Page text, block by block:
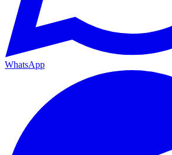
WhatsApp